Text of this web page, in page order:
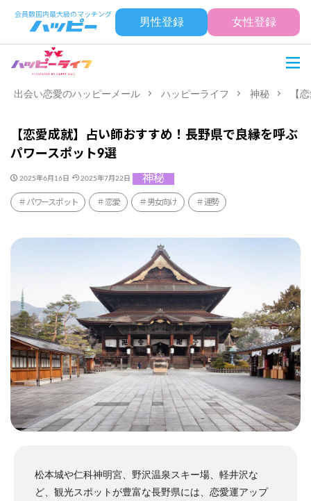
男性登録 女性登録
出会い恋愛のハッピーメール ハッピーライフ 神秘 【
【恋愛成就】占い師おすすめ！長野県で良縁を呼ぶ
パワースポット9選
2025年6月16日 2025年7月22日 神秘
パワースポット 恋愛 男女向け 運勢
松本城や仁科神明宮、野沢温泉スキー場、軽井沢な
ど、観光スポットが豊富な長野県には、恋愛運アップ